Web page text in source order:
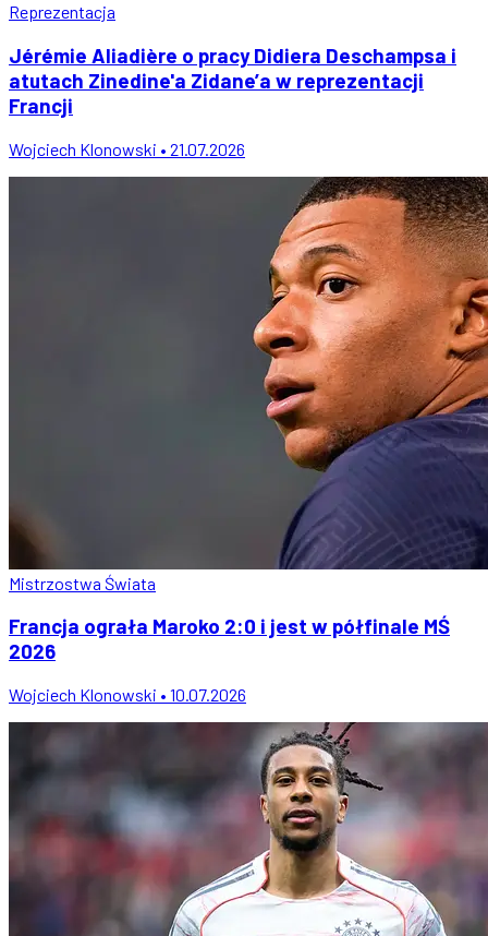
Reprezentacja
Jérémie Aliadière o pracy Didiera Deschampsa i
atutach Zinedine'a Zidane’a w reprezentacji
Francji
Wojciech Klonowski • 21.07.2026
Mistrzostwa Świata
Francja ograła Maroko 2:0 i jest w półfinale MŚ
2026
Wojciech Klonowski • 10.07.2026